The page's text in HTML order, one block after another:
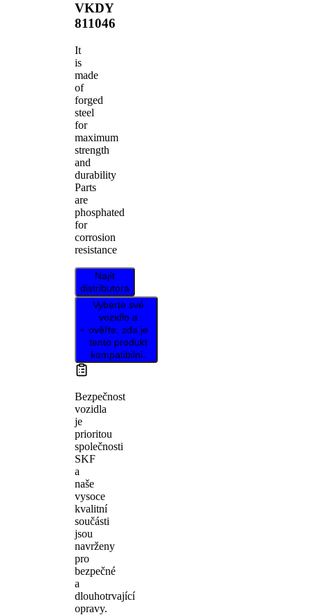
VKDY
811046
It
is
made
of
forged
steel
for
maximum
strength
and
durability
Parts
are
phosphated
for
corrosion
resistance
Najít
distributora
Vyberte své
vozidlo a
ověřte, zda je
tento produkt
kompatibilní.
Bezpečnost
vozidla
je
prioritou
společnosti
SKF
a
naše
vysoce
kvalitní
součásti
jsou
navrženy
pro
bezpečné
a
dlouhotrvající
opravy.